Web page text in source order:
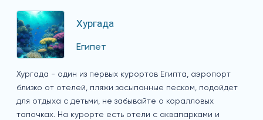
Хургада
Египет
Хургада - один из первых курортов Египта, аэропорт
близко от отелей, пляжи засыпанные песком, подойдет
для отдыха с детьми, не забывайте о коралловых
тапочках. На курорте есть отели с аквапарками и